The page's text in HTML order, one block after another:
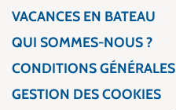
VACANCES EN BATEAU
QUI SOMMES-NOUS ?
CONDITIONS GÉNÉRALES
GESTION DES COOKIES